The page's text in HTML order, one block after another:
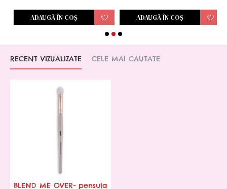
ADAUGĂ ÎN COŞ ADAUGĂ ÎN COŞ
RECENT VIZUALIZATE CELE MAI CAUTATE
BLEND ME OVER- pensula